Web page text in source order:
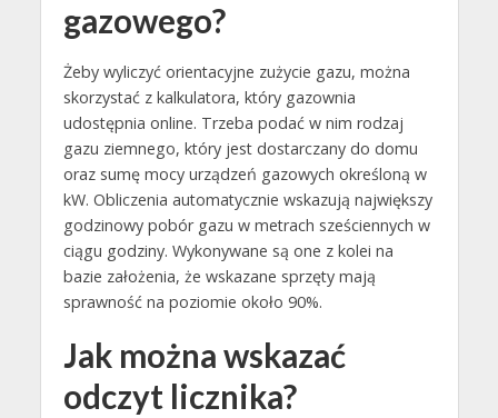
gazowego?
Żeby wyliczyć orientacyjne zużycie gazu, można
skorzystać z kalkulatora, który gazownia
udostępnia online. Trzeba podać w nim rodzaj
gazu ziemnego, który jest dostarczany do domu
oraz sumę mocy urządzeń gazowych określoną w
kW. Obliczenia automatycznie wskazują największy
godzinowy pobór gazu w metrach sześciennych w
ciągu godziny. Wykonywane są one z kolei na
bazie założenia, że wskazane sprzęty mają
sprawność na poziomie około 90%.
Jak można wskazać
odczyt licznika?